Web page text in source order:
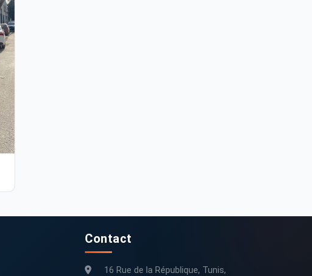
Contact
16 Rue de la République, Tunis,